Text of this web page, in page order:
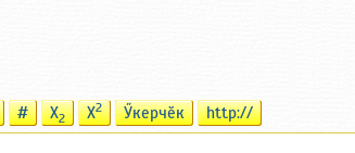
# X2 X2 Ӳкерчӗк http://